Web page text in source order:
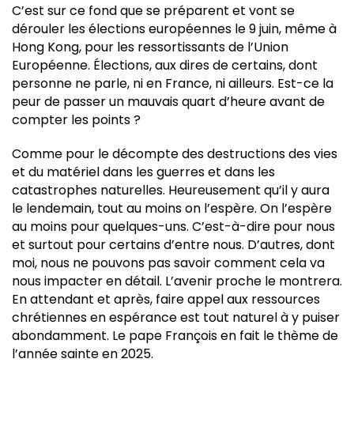
C’est sur ce fond que se préparent et vont se
dérouler les élections européennes le 9 juin, même à
Hong Kong, pour les ressortissants de l’Union
Européenne. Élections, aux dires de certains, dont
personne ne parle, ni en France, ni ailleurs. Est-ce la
peur de passer un mauvais quart d’heure avant de
compter les points ?
Comme pour le décompte des destructions des vies
et du matériel dans les guerres et dans les
catastrophes naturelles. Heureusement qu’il y aura
le lendemain, tout au moins on l’espère. On l’espère
au moins pour quelques-uns. C’est-à-dire pour nous
et surtout pour certains d’entre nous. D’autres, dont
moi, nous ne pouvons pas savoir comment cela va
nous impacter en détail. L’avenir proche le montrera.
En attendant et après, faire appel aux ressources
chrétiennes en espérance est tout naturel à y puiser
abondamment. Le pape François en fait le thème de
l’année sainte en 2025.